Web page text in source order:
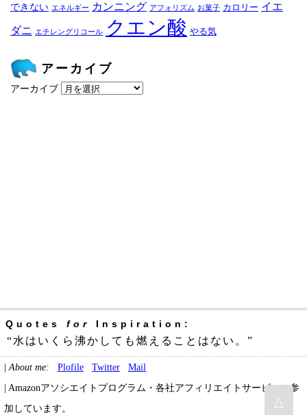
できない エネルギー カンニング アフォリズム お菓子 カロリー イエ
ダニ エチレングリコール クエン酸 やる気
アーカイブ
アーカイブ
Quotes for Inspiration:
“水はいくら沸かしても燃えることはない。”
| About me: Plofile Twitter
Mail
| Amazonアソシエイトプログラム・各社アフィリエイトサービスに参
加しています。
△